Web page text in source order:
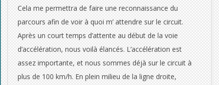
Cela me permettra de faire une reconnaissance du
parcours afin de voir à quoi m’ attendre sur le circuit.
Après un court temps d’attente au début de la voie
d’accélération, nous voilà élancés. L’accélération est
assez importante, et nous sommes déjà sur le circuit à
plus de 100 km/h. En plein milieu de la ligne droite,